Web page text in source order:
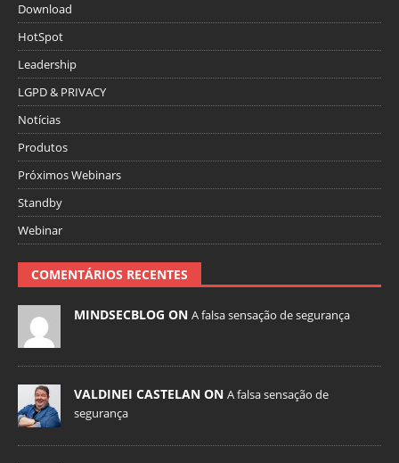
Download
HotSpot
Leadership
LGPD & PRIVACY
Notícias
Produtos
Próximos Webinars
Standby
Webinar
COMENTÁRIOS RECENTES
MINDSECBLOG ON A falsa sensação de segurança
VALDINEI CASTELAN ON A falsa sensação de
segurança